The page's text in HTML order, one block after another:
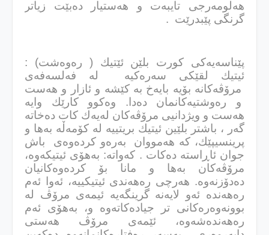
هه‌لومه‌رجی تایبه‌ت و هه‌ستیار ده‌بێت زیاتر
گرنگی پێبدرێت .
پێناسه‌یه‌كی كورت بلێن ئێتیك ( ره‌وه‌شت) :
ئیتیك لقێكی سه‌ره‌كیه‌ لە فەلسەفەی
مرۆڤه‌كانه‌ بۆیه‌ بایەخ بە كێشە و ئازار و هه‌ست
و رەوشتیەكانمان دەدا. وه‌كوو كارێك وایه‌
هه‌ست و ویژدانیی مرۆڤه‌كان له‌یه‌ك كات ده‌خاته‌
گه‌ر ، باشتر بلێین ئیتیك بریتییە لە كۆمەڵە بەها و
پرینسیپێك، كە هه‌مووان بەرەو كرده‌وه‌ی باش
جوان ئاڕاسته‌ ده‌كات . كەواتە: بەهۆی ئیتیكەوە،
مرۆڤەكان بەها و مانا بۆ كرده‌وه‌كانیان
دەدۆزنەوە. هەرچی رەهەندی ئیتیكییە، ئەوا ئەم
رەهەندە ئەو لایەنە گرینگەیە ئیمەی مرۆڤ لە
بوونەوەرەكانی تر جیادەكاتەوە و، بەهۆی ئەم
رەهەندەشەوە، ئێمەی مرۆڤ هه‌ستی